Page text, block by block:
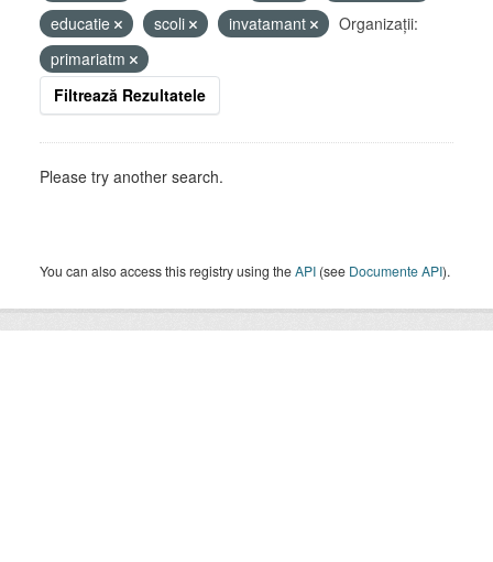
educatie
scoli invatamant
Organizații:
primariatm
Filtrează Rezultatele
Please try another search.
You can also access this registry using theAPI (see Documente API).